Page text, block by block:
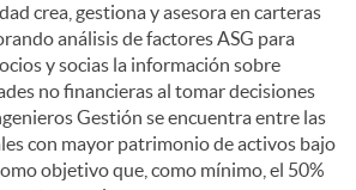
crea, gestiona y asesora en carteras
análisis de factores ASG para
y socias la información sobre
no financieras al tomar decisiones
Gestión se encuentra entre las
con mayor patrimonio de activos bajo
objetivo que, como mínimo, el 50%